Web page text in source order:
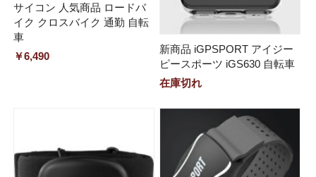
サイコン 人気商品 ロードバ
イク クロスバイク 通勤 自転
車
￥6,490
新商品 iGPSPORT アイジー
ピースポーツ iGS630 自転車
在庫切れ